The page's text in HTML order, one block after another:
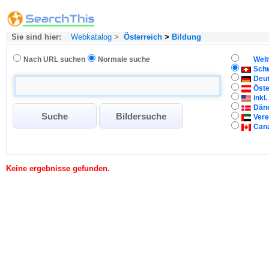
Sie sind hier: Webkatalog > Österreich > Bildung
Nach URL suchen Normale suche
inkl.
Keine ergebnisse gefunden.